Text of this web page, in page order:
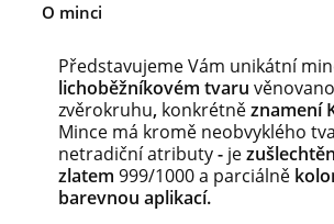
O minci
Představujeme Vám unikátní
lichoběžníkovém tvaru
zvěrokruhu, konkrétněznamení
Mince má kromě neobvyklého
netradiční atributy- je
zlatem 999/1000 a parciálně
barevnou aplikací.